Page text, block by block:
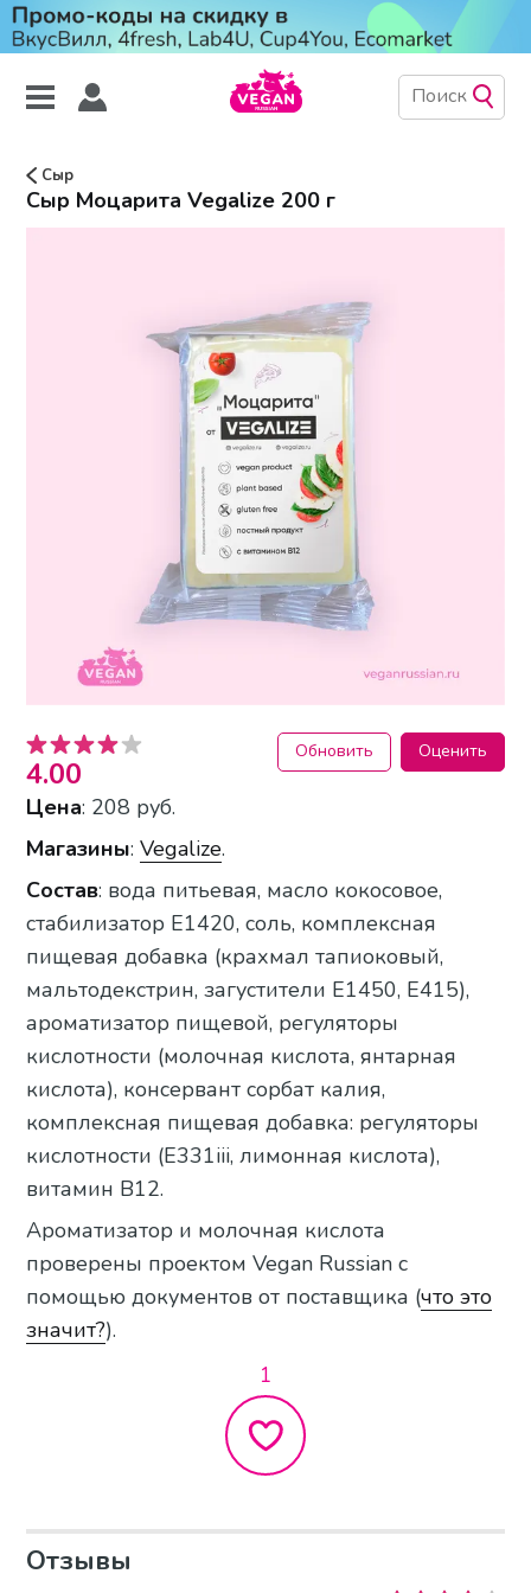
Сыр
Сыр Моцарита Vegalize 200 г
4.00
Обновить Оценить
Цена: 208 руб.
Магазины:Vegalize.
Состав: вода питьевая, масло кокосовое,
стабилизатор Е1420, соль, комплексная
пищевая добавка (крахмал тапиоковый,
мальтодекстрин, загустители Е1450, Е415),
ароматизатор пищевой, регуляторы
кислотности (молочная кислота, янтарная
кислота), консервант сорбат калия,
комплексная пищевая добавка: регуляторы
кислотности (Е331iii, лимонная кислота),
витамин В12.
Ароматизатор и молочная кислота
проверены проектом Vegan Russian с
помощью документов от поставщика (что это
значит?).
1
Отзывы